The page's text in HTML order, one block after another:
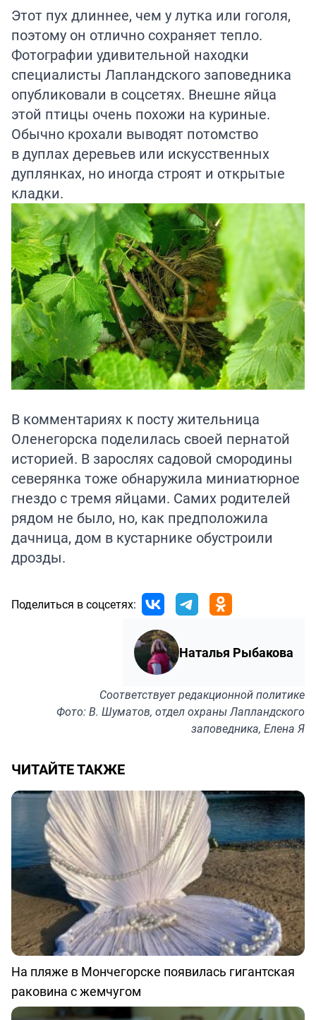
Этот пух длиннее, чем у лутка или гоголя,
поэтому он отлично сохраняет тепло.
Фотографии удивительной находки
специалисты Лапландского заповедника
опубликовали в соцсетях. Внешне яйца
этой птицы очень похожи на куриные.
Обычно крохали выводят потомство
в дуплах деревьев или искусственных
дуплянках, но иногда строят и открытые
кладки.
В комментариях к посту жительница
Оленегорска поделилась своей пернатой
историей. В зарослях садовой смородины
северянка тоже обнаружила миниатюрное
гнездо с тремя яйцами. Самих родителей
рядом не было, но, как предположила
дачница, дом в кустарнике обустроили
дрозды.
Поделиться в соцсетях:
Наталья Рыбакова
Соответствуетредакционной политике
Фото: В. Шуматов, отдел охраны Лапландского
заповедника, Елена Я
ЧИТАЙТЕ ТАКЖЕ
На пляже в Мончегорске появилась гигантская
раковина с жемчугом